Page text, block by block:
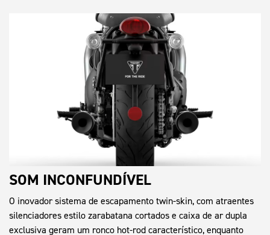
SOM INCONFUNDÍVEL
O inovador sistema de escapamento twin-skin, com atraentes
silenciadores estilo zarabatana cortados e caixa de ar dupla
exclusiva geram um ronco hot-rod característico, enquanto